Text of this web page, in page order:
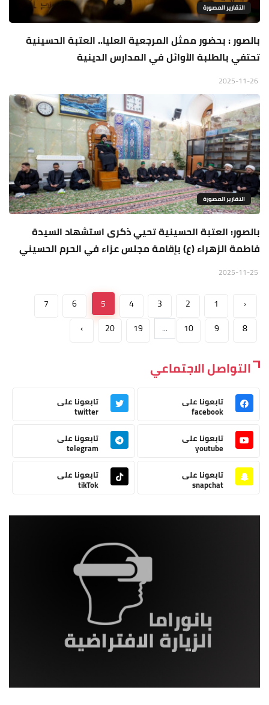
التقارير المصورة
بالصور : بحضور ممثل المرجعية العليا.. العتبة الحسينية
تحتفي بالطلبة الأوائل في المدارس الدينية
التقارير المصورة
بالصور: العتبة الحسينية تحيي ذكرى استشهاد السيدة
فاطمة الزهراء (ع) بإقامة مجلس عزاء في الحرم الحسيني
‹
1
2
3
4
5
6
7
8
9
10
...
19
20
›
التواصل الاجتماعي
تابعونا على
facebook
تابعونا على
twitter
تابعونا على
youtube
تابعونا على
telegram
تابعونا على
snapchat
تابعونا على
tikTok